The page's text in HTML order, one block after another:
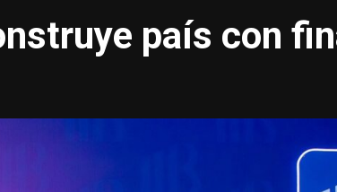
país con